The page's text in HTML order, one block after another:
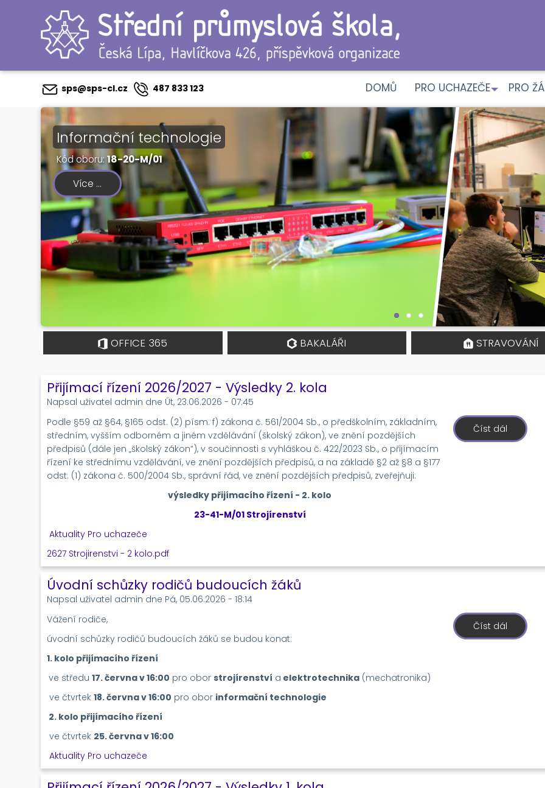
hlavnímu
sps@sps-cl.cz 487 833 123 DOMŮ +
PRO UCHAZEČE PRO
Informační technologie
Kód oboru:18-20-M/01
Více ...
OFFICE 365 BAKALÁŘI STRAVOVÁNÍ
Přijímací řízení 2026/2027 - Výsledky 2. kola
Napsal uživatel admin dne Út, 23.06.2026 - 07:45
Podle §59 až §64, §165 odst. (2) písm. f) zákona č. 561/2004 Sb., o předškolním, základním,
středním, vyšším odborném a jiném vzdělávání (školský zákon), ve znění pozdějších
předpisů (dále jen „školský zákon“), v součinnosti s vyhláškou č. 422/2023 Sb., o přijímacím
řízení ke střednímu vzdělávání, ve znění pozdějších předpisů, a na základě §2 až §8 a §177
odst. (1) zákona č. 500/2004 Sb., správní řád, ve znění pozdějších předpisů, zveřejňuji:
výsledky přijímacího řízení - 2. kolo
23-41-M/01 Strojírenství
Aktuality Pro uchazeče
2627 Strojirenstvi - 2 kolo.pdf
Číst dál
Přijímací
řízení
Úvodní schůzky rodičů budoucích žáků
Napsal uživatel admin dne Pá, 05.06.2026 - 18:14
Vážení rodiče,
úvodní schůzky rodičů budoucích žáků se budou konat:
1. kolo přijímacího řízení
ve středu 17. června v 16:00 pro obor strojírenství a elektrotechnika (mechatronika)
ve čtvrtek 18. června v 16:00 pro obor informační technologie
2. kolo přijímacího řízení
ve čtvrtek 25. června v 16:00
Aktuality Pro uchazeče
Číst dál
Úvodní
schůzky